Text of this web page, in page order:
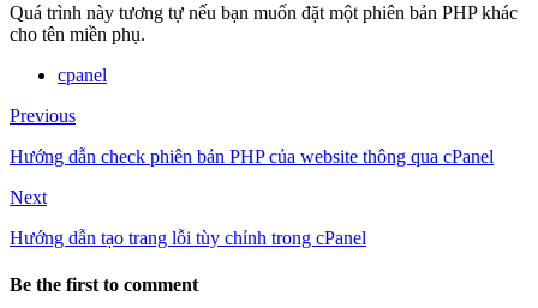
Quá trình này tương tự nếu bạn muốn đặt một phiên bản PHP khác
cho tên miền phụ.
cpanel
Previous
Hướng dẫn check phiên bản PHP của website thông qua cPanel
Next
Hướng dẫn tạo trang lỗi tùy chỉnh trong cPanel
Be the first to comment